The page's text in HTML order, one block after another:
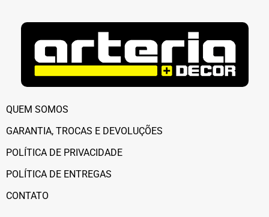
QUEM SOMOS
GARANTIA, TROCAS E DEVOLUÇÕES
POLÍTICA DE PRIVACIDADE
POLÍTICA DE ENTREGAS
CONTATO